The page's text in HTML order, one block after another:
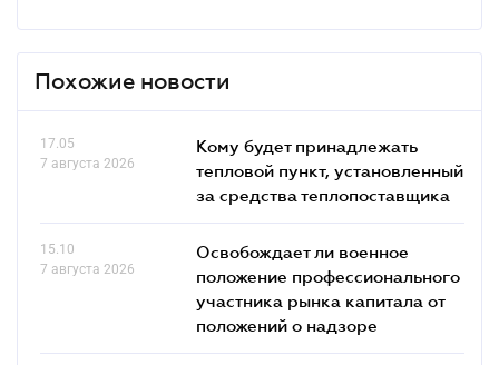
Похожие новости
17.05
7 августа 2026
Кому будет принадлежать
тепловой пункт, установленный
за средства теплопоставщика
15.10
7 августа 2026
Освобождает ли военное
положение профессионального
участника рынка капитала от
положений о надзоре